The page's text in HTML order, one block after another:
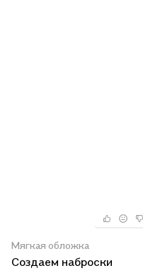
Мягкая обложка
Создаем наброски